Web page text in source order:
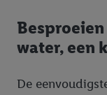
water, een
De